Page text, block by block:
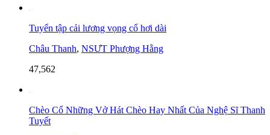
Tuyển tập cải lương vọng cổ hơi dài
Châu Thanh, NSƯT Phượng Hằng
47,562
Chèo Cổ Những Vở Hát Chèo Hay Nhất Của Nghệ Sĩ Thanh
Tuyết